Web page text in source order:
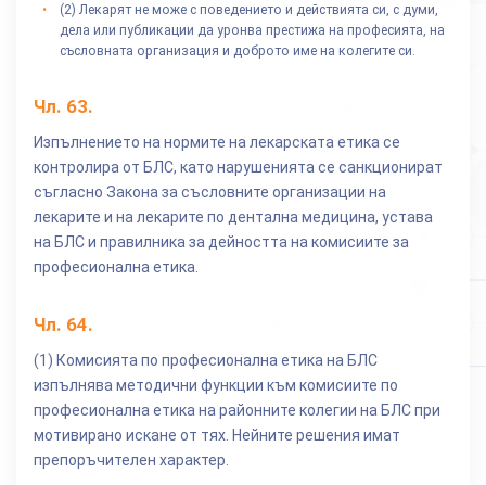
(2) Лекарят не може с поведението и действията си, с думи,
дела или публикации да уронва престижа на професията, на
съсловната организация и доброто име на колегите си.
Чл. 63.
Изпълнението на нормите на лекарската етика се
контролира от БЛС, като нарушенията се санкционират
съгласно Закона за съсловните организации на
лекарите и на лекарите по дентална медицина, устава
на БЛС и правилника за дейността на комисиите за
професионална етика.
Чл. 64.
(1) Комисията по професионална етика на БЛС
изпълнява методични функции към комисиите по
професионална етика на районните колегии на БЛС при
мотивирано искане от тях. Нейните решения имат
препоръчителен характер.